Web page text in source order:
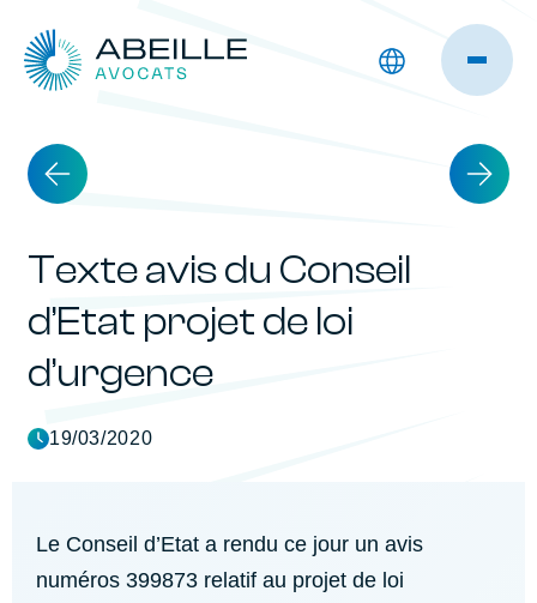
Texte avis du Conseil
d’Etat projet de loi
d’urgence
19/03/2020
Le Conseil d’Etat a rendu ce jour un avis
numéros 399873 relatif au projet de loi